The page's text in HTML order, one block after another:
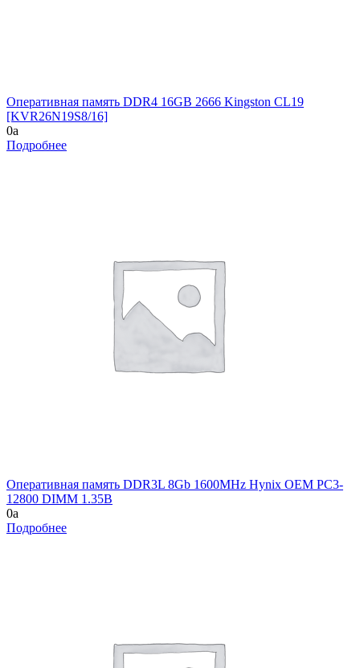
Оперативная память DDR4 16GB 2666 Kingston CL19
[KVR26N19S8/16]
0a
Подробнее
Оперативная память DDR3L 8Gb 1600MHz Hynix OEM PC3-
12800 DIMM 1.35В
0a
Подробнее